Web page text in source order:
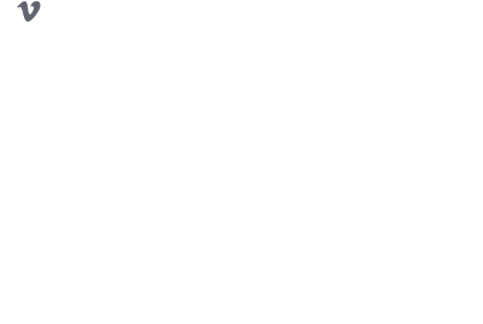
YouTube